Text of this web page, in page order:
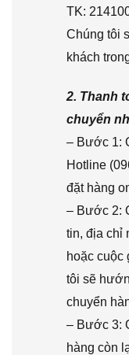
TK:
Chúng tôi
khách
2. Thanh
chuyển
– Bước 1:
Hotline
đặt hàng
– Bước 2:
tin, địa chỉ
hoặc cuộc
tôi sẽ
chuyển
– Bước 3:
hàng còn